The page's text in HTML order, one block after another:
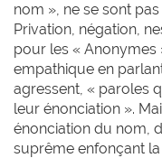
nom », ne se sont
Privation, négation,
pour les « Anonymes
empathique en
agressent, « paroles
leur énonciation ».
énonciation du nom,
suprême enfonçant